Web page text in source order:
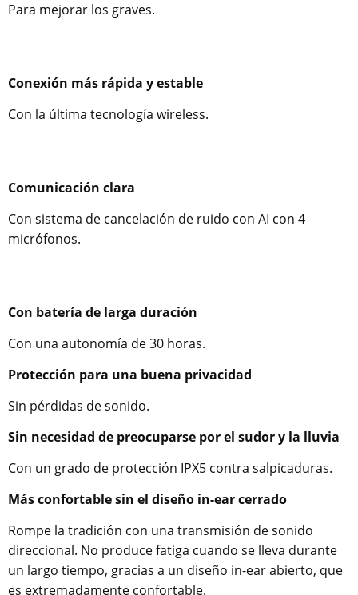
Para mejorar los graves.
Conexión más rápida y estable
Con la última tecnología wireless.
Comunicación clara
Con sistema de cancelación de ruido con AI con 4
micrófonos.
Con batería de larga duración
Con una autonomía de 30 horas.
Protección para una buena privacidad
Sin pérdidas de sonido.
Sin necesidad de preocuparse por el sudor y la lluvia
Con un grado de protección IPX5 contra salpicaduras.
Más confortable sin el diseño in-ear cerrado
Rompe la tradición con una transmisión de sonido
direccional. No produce fatiga cuando se lleva durante
un largo tiempo, gracias a un diseño in-ear abierto, que
es extremadamente confortable.